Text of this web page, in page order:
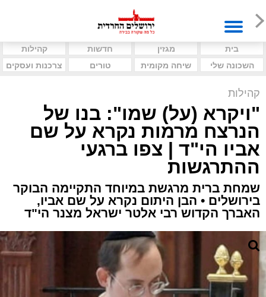
בית מגזין חדשות
קהילות
השכונה שלי
שיחה מקומית טורים צרכנות ועסקים
קהילות
"ויקרא (על) שמו": בנו של
הנרצח מרמות נקרא על שם
אביו הי"ד | צפו ברגעי
ההתרגשות
שמחת ברית מרגשת במיוחד התקיימה הבוקר
בירושלים • הבן היתום נקרא על שם אביו,
האברך הקדוש רבי אלטר ישראל מצנר הי"ד